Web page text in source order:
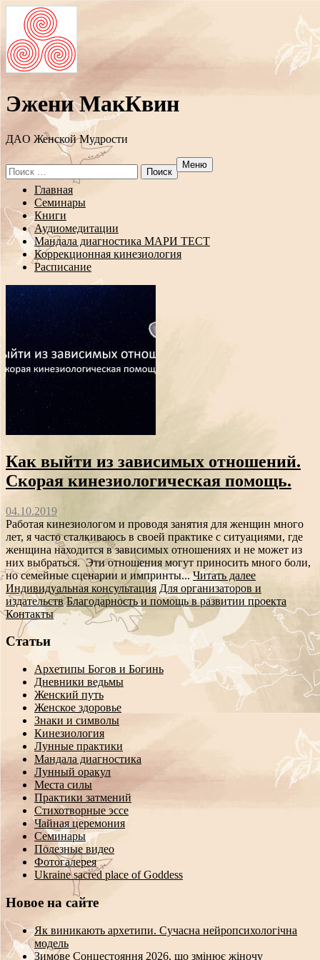
Эжени МакКвин
ДAO Женской Мудрости
Search
for:
Меню
Перейти
содержанию
Главная
Семинары
Книги
Аудиомедитации
Мандала диагностика МАРИ ТЕСТ
Коррекционная кинезиология
Расписание
Как выйти из зависимых отношений.
Скорая кинезиологическая помощь.
04.10.2019
Работая кинезиологом и проводя занятия для женщин много
лет, я часто сталкиваюсь в своей практике с ситуациями, где
женщина находится в зависимых отношениях и не может из
них выбраться. Эти отношения могут приносить много боли,
но семейные сценарии и импринты...Читать далее
Индивидуальная консультация Для организаторов и
издательств Благодарность и помощь в развитии проекта
Контакты
Статьи
Архетипы Богов и Богинь
Дневники ведьмы
Женский путь
Женское здоровье
Знаки и символы
Кинезиология
Лунные практики
Мандала диагностика
Лунный оракул
Места силы
Практики затмений
Стихотворные эссе
Чайная церемония
Семинары
Полезные видео
Фотогалерея
Ukraine sacred place of Goddess
Новое на сайте
Як виникають архетипи. Сучасна нейропсихологічна
модель
Зимове Сонцестояння 2026, що змінює жіночу